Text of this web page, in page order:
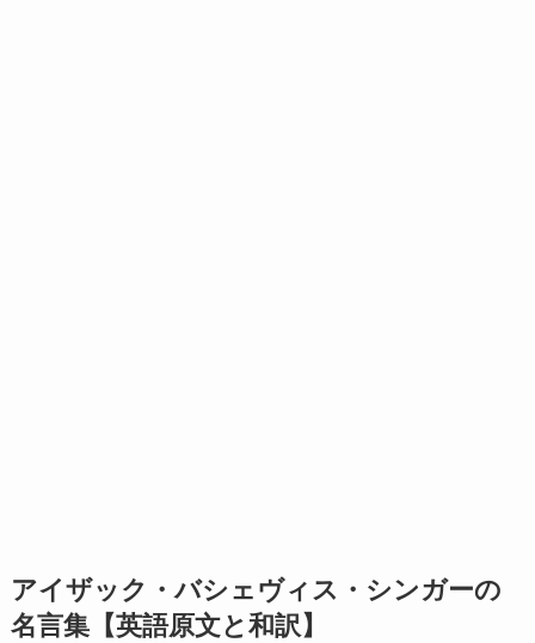
アイザック・バシェヴィス・シンガーの
名言集【英語原文と和訳】